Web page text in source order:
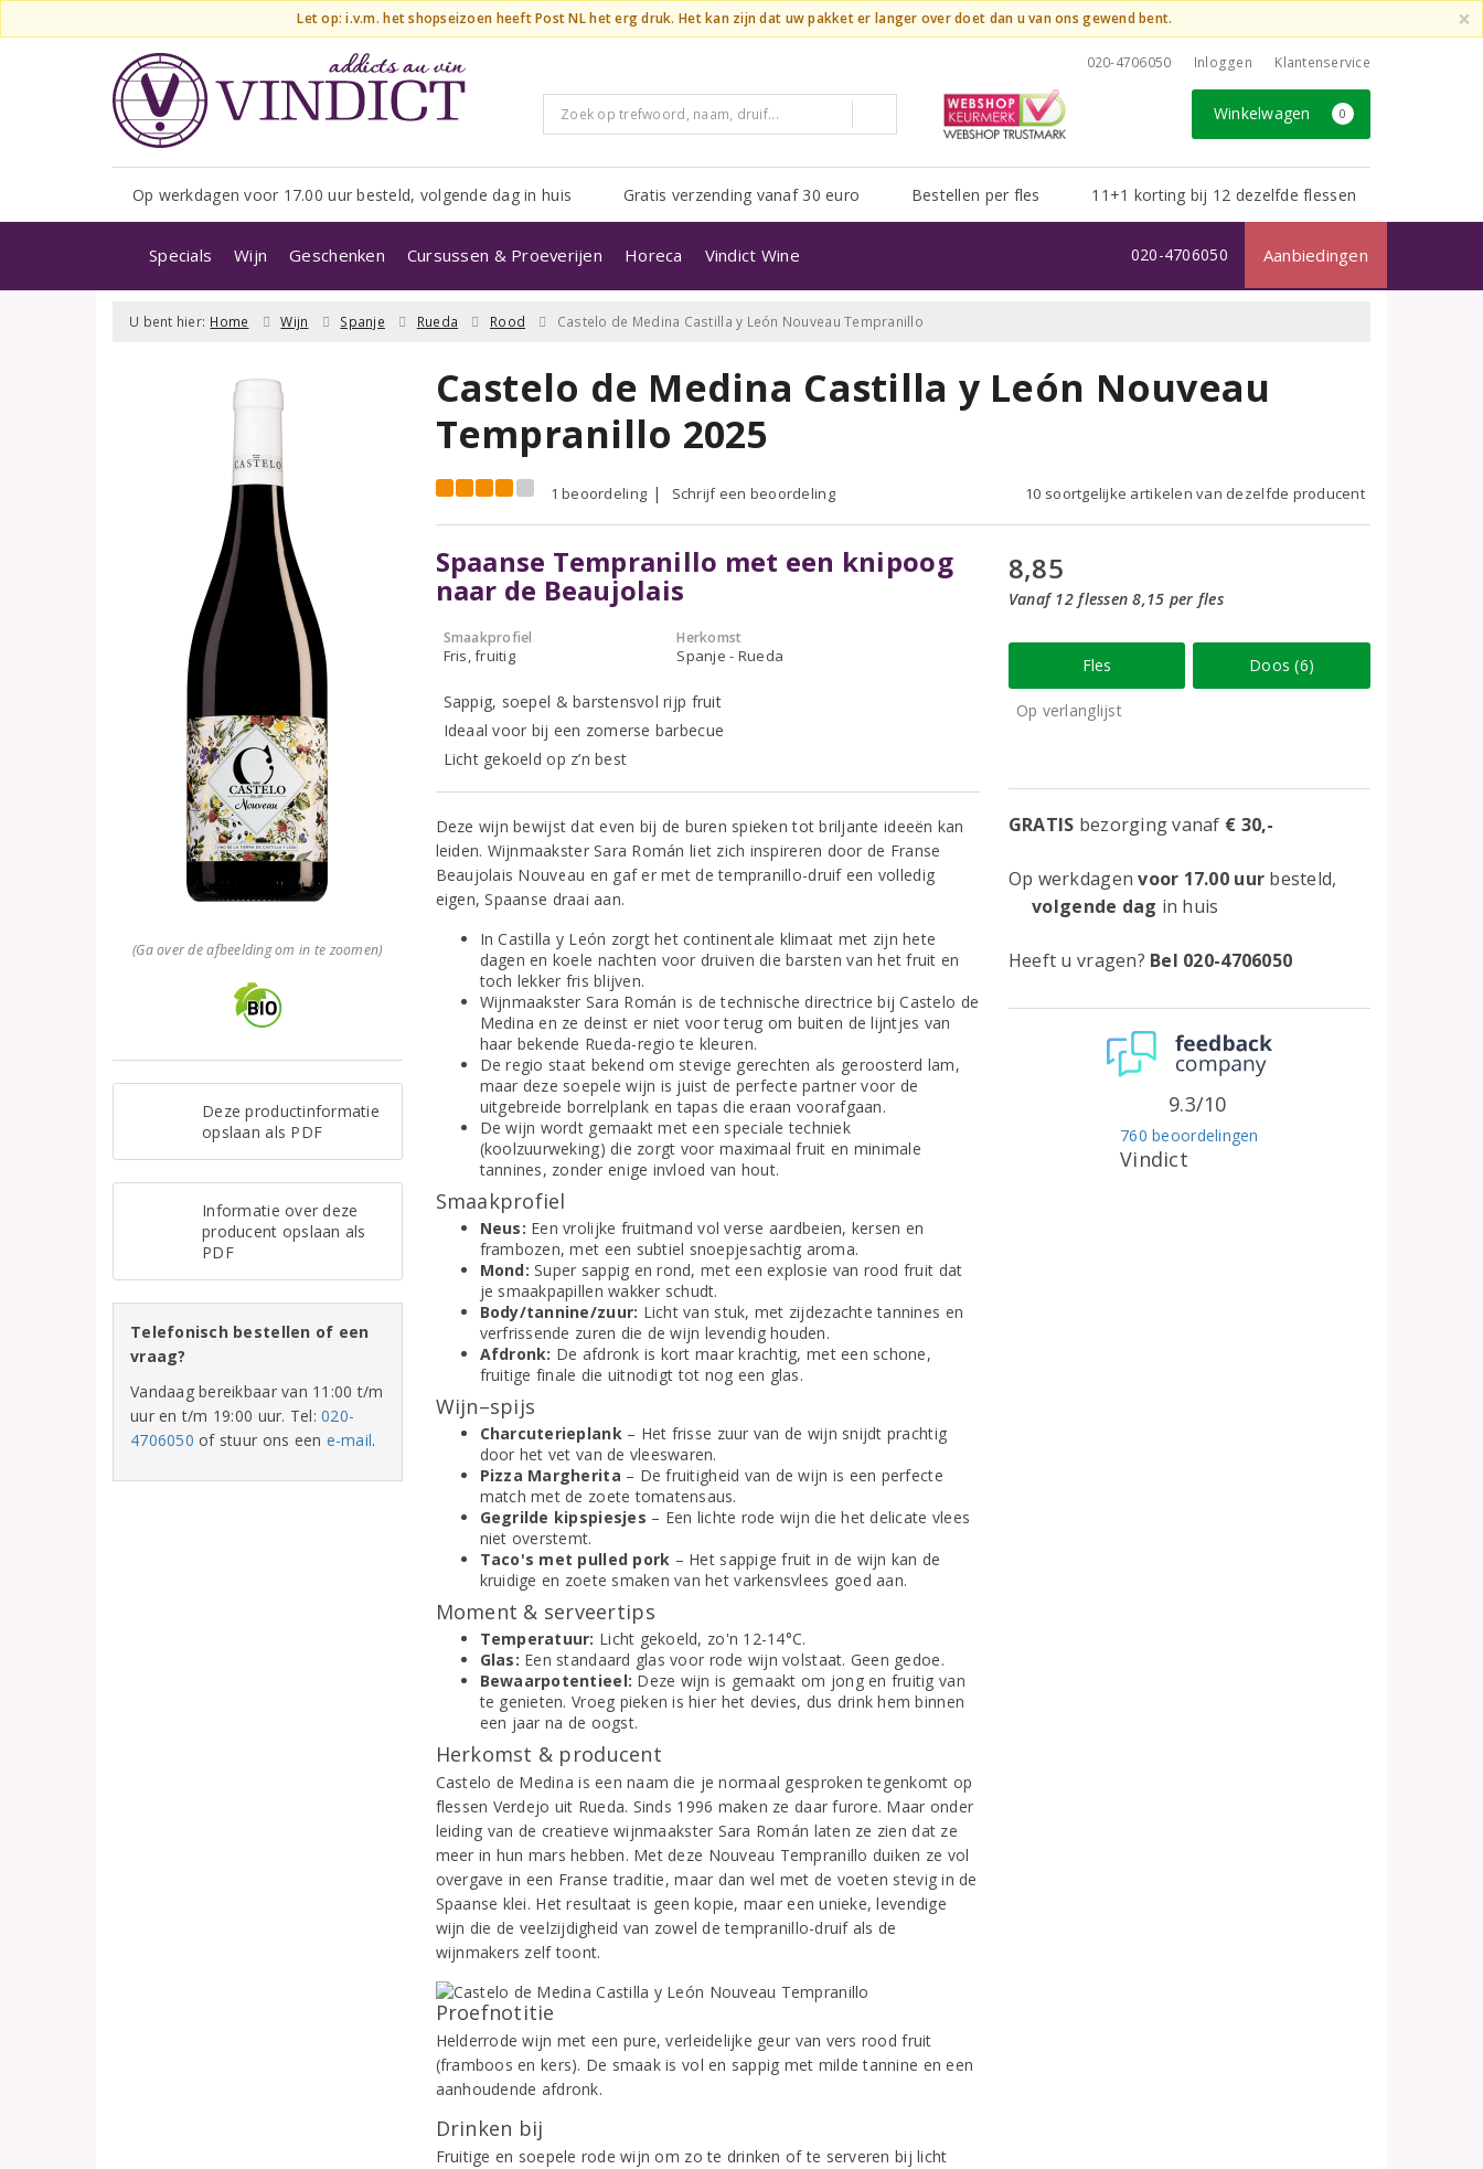
Let op: i.v.m. het shopseizoen heeft Post NL het erg druk. Het kan zijn dat uw pakket er langer over doet dan u van ons gewend bent. ×
020-4706050 Inloggen Klantenservice
Winkelwagen 0
Op werkdagen voor 17.00 uur besteld, volgende dag in huis Gratis verzending vanaf 30 euro Bestellen per fles 11+1 korting bij 12 dezelfde flessen
Specials Wijn Geschenken Cursussen & Proeverijen Horeca Vindict Wine Aanbiedingen
020-4706050
U bent hier: Home Wijn Spanje Rueda Rood Castelo de Medina Castilla y León Nouveau Tempranillo
(Ga over de afbeelding om in te zoomen)
Deze productinformatie
opslaan als PDF
Informatie over deze
producent opslaan als
PDF
Telefonisch bestellen of een
vraag?
Vandaag bereikbaar van 11:00 t/m
uur en t/m 19:00 uur. Tel:020-
4706050 of stuur ons een e-mail.
Castelo de Medina Castilla y León Nouveau
Tempranillo 2025
1 beoordeling Schrijf een beoordeling 10 soortgelijke artikelen van dezelfde producent
Spaanse Tempranillo met een knipoog
naar de Beaujolais
Smaakprofiel
Fris, fruitig
Herkomst
Spanje - Rueda
Sappig, soepel & barstensvol rijp fruit
Ideaal voor bij een zomerse barbecue
Licht gekoeld op z’n best
Deze wijn bewijst dat even bij de buren spieken tot briljante ideeën kan
leiden. Wijnmaakster Sara Román liet zich inspireren door de Franse
Beaujolais Nouveau en gaf er met de tempranillo-druif een volledig
eigen, Spaanse draai aan.
In Castilla y León zorgt het continentale klimaat met zijn hete
dagen en koele nachten voor druiven die barsten van het fruit en
toch lekker fris blijven.
Wijnmaakster Sara Román is de technische directrice bij Castelo de
Medina en ze deinst er niet voor terug om buiten de lijntjes van
haar bekende Rueda-regio te kleuren.
De regio staat bekend om stevige gerechten als geroosterd lam,
maar deze soepele wijn is juist de perfecte partner voor de
uitgebreide borrelplank en tapas die eraan voorafgaan.
De wijn wordt gemaakt met een speciale techniek
(koolzuurweking) die zorgt voor maximaal fruit en minimale
tannines, zonder enige invloed van hout.
Smaakprofiel
Neus: Een vrolijke fruitmand vol verse aardbeien, kersen en
frambozen, met een subtiel snoepjesachtig aroma.
Mond: Super sappig en rond, met een explosie van rood fruit dat
je smaakpapillen wakker schudt.
Body/tannine/zuur: Licht van stuk, met zijdezachte tannines en
verfrissende zuren die de wijn levendig houden.
Afdronk: De afdronk is kort maar krachtig, met een schone,
fruitige finale die uitnodigt tot nog een glas.
Wijn–spijs
Charcuterieplank– Het frisse zuur van de wijn snijdt prachtig
door het vet van de vleeswaren.
Pizza Margherita – De fruitigheid van de wijn is een perfecte
match met de zoete tomatensaus.
Gegrilde kipspiesjes – Een lichte rode wijn die het delicate vlees
niet overstemt.
Taco's met pulled pork – Het sappige fruit in de wijn kan de
kruidige en zoete smaken van het varkensvlees goed aan.
Moment & serveertips
Temperatuur: Licht gekoeld, zo'n 12-14°C.
Glas: Een standaard glas voor rode wijn volstaat. Geen gedoe.
Bewaarpotentieel: Deze wijn is gemaakt om jong en fruitig van
te genieten. Vroeg pieken is hier het devies, dus drink hem binnen
een jaar na de oogst.
Herkomst & producent
Castelo de Medina is een naam die je normaal gesproken tegenkomt op
flessen Verdejo uit Rueda. Sinds 1996 maken ze daar furore. Maar onder
leiding van de creatieve wijnmaakster Sara Román laten ze zien dat ze
meer in hun mars hebben. Met deze Nouveau Tempranillo duiken ze vol
overgave in een Franse traditie, maar dan wel met de voeten stevig in de
Spaanse klei. Het resultaat is geen kopie, maar een unieke, levendige
wijn die de veelzijdigheid van zowel de tempranillo-druif als de
wijnmakers zelf toont.
Proefnotitie
Helderrode wijn met een pure, verleidelijke geur van vers rood fruit
(framboos en kers). De smaak is vol en sappig met milde tannine en een
aanhoudende afdronk.
Drinken bij
Fruitige en soepele rode wijn om zo te drinken of te serveren bij licht
8,85
Vanaf 12 flessen 8,15 per fles
Fles Doos (6)
Op verlanglijst
GRATIS bezorging vanaf € 30,-
Op werkdagenvoor 17.00 uur besteld,
volgende dag in huis
Heeft u vragen? Bel 020-4706050
Vindict
760 beoordelingen
9.3/10